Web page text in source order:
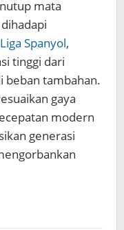
mata
Liga Spanyol,
tinggi dari
beban tambahan.
gaya
modern
generasi